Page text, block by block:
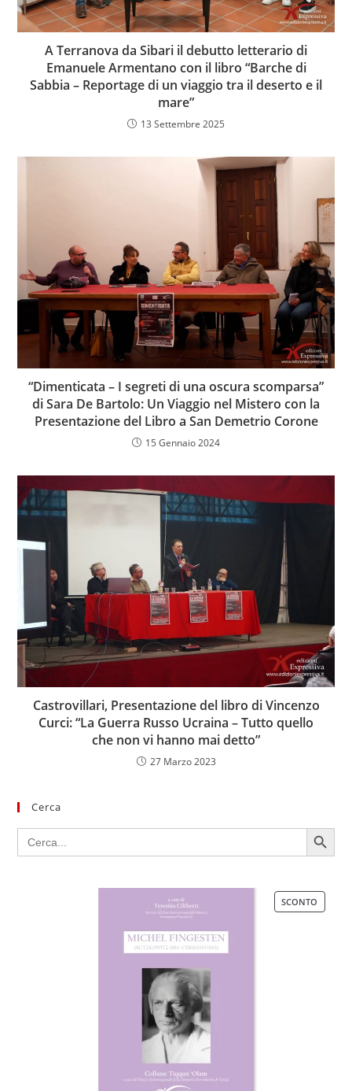
A Terranova da Sibari il debutto letterario di
Emanuele Armentano con il libro “Barche di
Sabbia – Reportage di un viaggio tra il deserto e il
mare”
13 Settembre 2025
“Dimenticata – I segreti di una oscura scomparsa”
di Sara De Bartolo: Un Viaggio nel Mistero con la
Presentazione del Libro a San Demetrio Corone
15 Gennaio 2024
Castrovillari, Presentazione del libro di Vincenzo
Curci: “La Guerra Russo Ucraina – Tutto quello
che non vi hanno mai detto”
27 Marzo 2023
Cerca
Search
for:
SEARCH BUTTON
SCONTO